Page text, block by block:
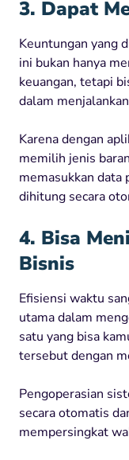
3. Dapat
Keuntungan yang
ini bukan hanya
keuangan, tetapi
dalam
Karena dengan
memilih jenis
memasukkan data
dihitung secara
4. Bisa
Bisnis
Efisiensi waktu
utama dalam
satu yang bisa
tersebut dengan
Pengoperasian
secara otomatis
mempersingkat